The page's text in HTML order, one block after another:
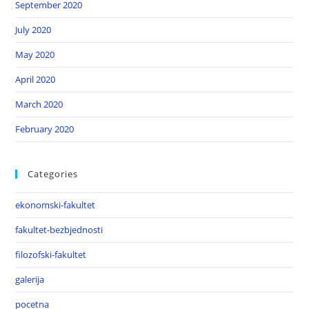
September 2020
July 2020
May 2020
April 2020
March 2020
February 2020
Categories
ekonomski-fakultet
fakultet-bezbjednosti
filozofski-fakultet
galerija
pocetna